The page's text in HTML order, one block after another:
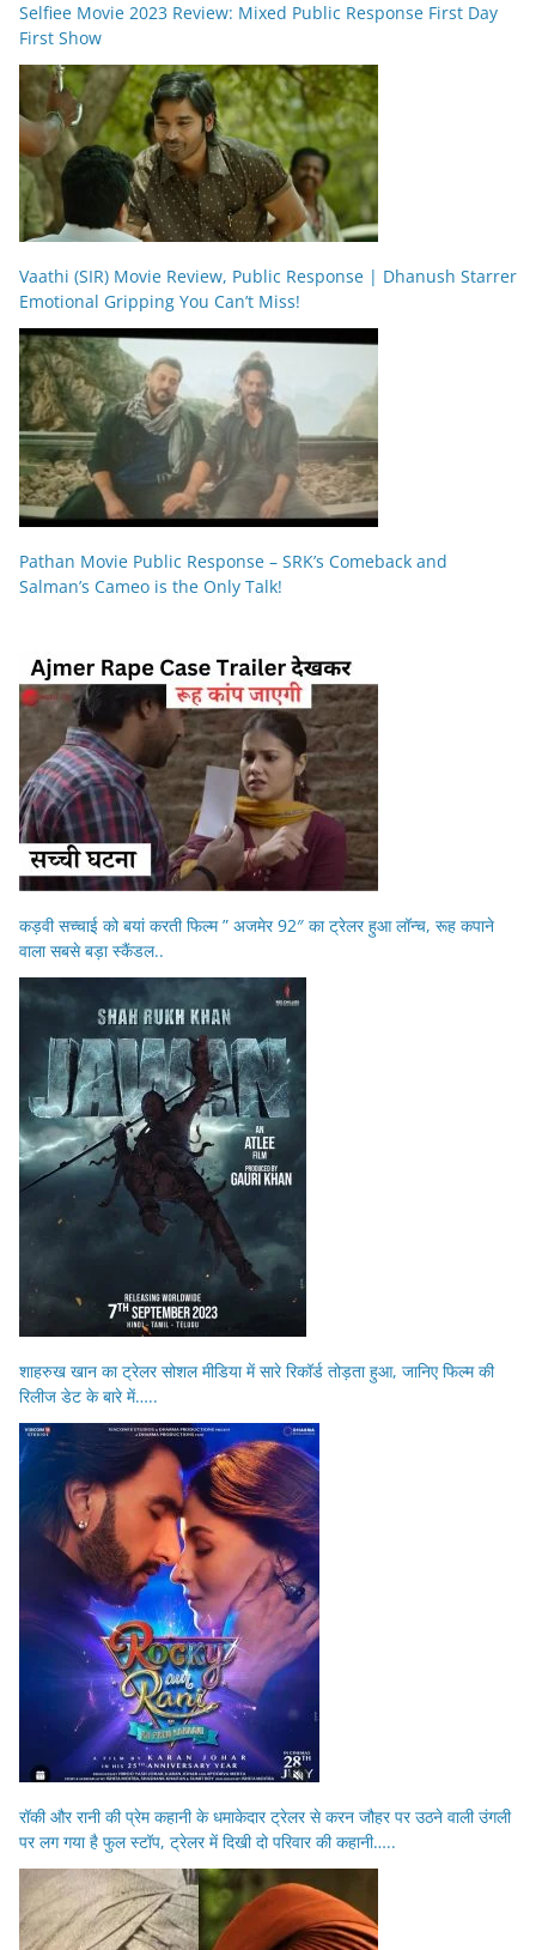
Selfiee Movie 2023 Review: Mixed Public Response First Day
First Show
Vaathi (SIR) Movie Review, Public Response | Dhanush Starrer
Emotional Gripping You Can’t Miss!
Pathan Movie Public Response – SRK’s Comeback and
Salman’s Cameo is the Only Talk!
कड़वी सच्चाई को बयां करती फिल्म ” अजमेर 92″ का ट्रेलर हुआ लॉन्च, रूह कपाने
वाला सबसे बड़ा स्कैंडल..
शाहरुख खान का ट्रेलर सोशल मीडिया में सारे रिकॉर्ड तोड़ता हुआ, जानिए फिल्म की
रिलीज डेट के बारे में…..
रॉकी और रानी की प्रेम कहानी के धमाकेदार ट्रेलर से करन जौहर पर उठने वाली उंगली
पर लग गया है फुल स्टॉप, ट्रेलर में दिखी दो परिवार की कहानी…..